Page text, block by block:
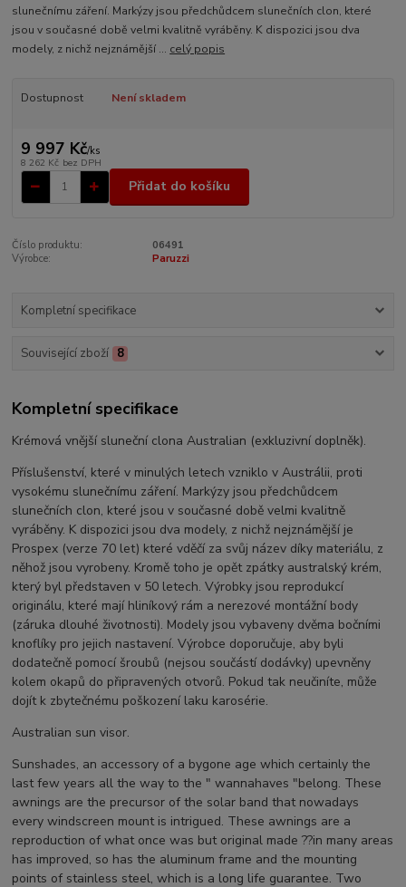
slunečnímu záření. Markýzy jsou předchůdcem slunečních clon, které
jsou v současné době velmi kvalitně vyráběny. K dispozici jsou dva
modely, z nichž nejznámější ... celý popis
Dostupnost Není skladem
9 997 Kč/ks
8 262 Kč bez DPH
Přidat do košíku
Číslo produktu:
06491
Výrobce:
Paruzzi
Kompletní specifikace
Související zboží 8
Kompletní specifikace
Krémová vnější sluneční clona Australian (exkluzivní doplněk).
Příslušenství, které v minulých letech vzniklo v Austrálii, proti
vysokému slunečnímu záření. Markýzy jsou předchůdcem
slunečních clon, které jsou v současné době velmi kvalitně
vyráběny. K dispozici jsou dva modely, z nichž nejznámější je
Prospex (verze 70 let) které vděčí za svůj název díky materiálu, z
něhož jsou vyrobeny. Kromě toho je opět zpátky australský krém,
který byl představen v 50 letech. Výrobky jsou reprodukcí
originálu, které mají hliníkový rám a nerezové montážní body
(záruka dlouhé životnosti). Modely jsou vybaveny dvěma bočními
knoflíky pro jejich nastavení. Výrobce doporučuje, aby byli
dodatečně pomocí šroubů (nejsou součástí dodávky) upevněny
kolem okapů do připravených otvorů. Pokud tak neučiníte, může
dojít k zbytečnému poškození laku karosérie.
Australian sun visor.
Sunshades, an accessory of a bygone age which certainly the
last few years all the way to the " wannahaves "belong. These
awnings are the precursor of the solar band that nowadays
every windscreen mount is intrigued. These awnings are a
reproduction of what once was but original made ??in many areas
has improved, so has the aluminum frame and the mounting
points of stainless steel, which is a long life guarantee. Two